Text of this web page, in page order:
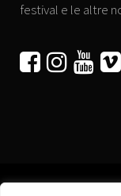
festival e le altre
   